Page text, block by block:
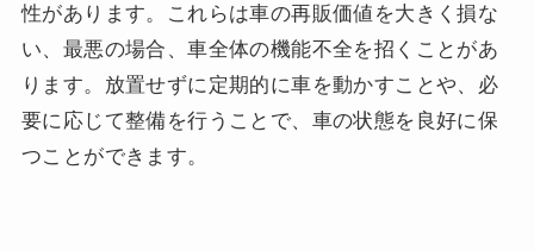
性があります。これらは車の再販価値を大きく損な
い、最悪の場合、車全体の機能不全を招くことがあ
ります。放置せずに定期的に車を動かすことや、必
要に応じて整備を行うことで、車の状態を良好に保
つことができます。